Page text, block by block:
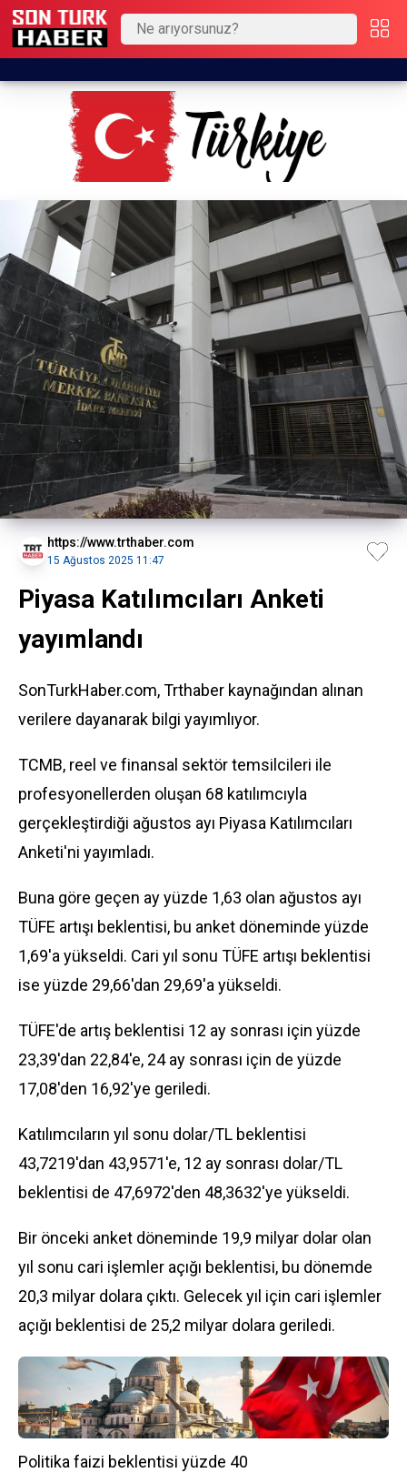
https://www.trthaber.com
15 Ağustos 2025 11:47
Piyasa Katılımcıları Anketi
yayımlandı
SonTurkHaber.com, Trthaber kaynağından alınan
verilere dayanarak bilgi yayımlıyor.
TCMB, reel ve finansal sektör temsilcileri ile
profesyonellerden oluşan 68 katılımcıyla
gerçekleştirdiği ağustos ayı Piyasa Katılımcıları
Anketi'ni yayımladı.
Buna göre geçen ay yüzde 1,63 olan ağustos ayı
TÜFE artışı beklentisi, bu anket döneminde yüzde
1,69'a yükseldi. Cari yıl sonu TÜFE artışı beklentisi
ise yüzde 29,66'dan 29,69'a yükseldi.
TÜFE'de artış beklentisi 12 ay sonrası için yüzde
23,39'dan 22,84'e, 24 ay sonrası için de yüzde
17,08'den 16,92'ye geriledi.
Katılımcıların yıl sonu dolar/TL beklentisi
43,7219'dan 43,9571'e, 12 ay sonrası dolar/TL
beklentisi de 47,6972'den 48,3632'ye yükseldi.
Bir önceki anket döneminde 19,9 milyar dolar olan
yıl sonu cari işlemler açığı beklentisi, bu dönemde
20,3 milyar dolara çıktı. Gelecek yıl için cari işlemler
açığı beklentisi de 25,2 milyar dolara geriledi.
Politika faizi beklentisi yüzde 40